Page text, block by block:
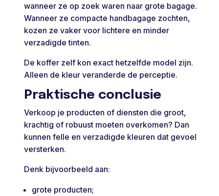
wanneer ze op zoek waren naar grote bagage.
Wanneer ze compacte handbagage zochten,
kozen ze vaker voor lichtere en minder
verzadigde tinten.
De koffer zelf kon exact hetzelfde model zijn.
Alleen de kleur veranderde de perceptie.
Praktische conclusie
Verkoop je producten of diensten die groot,
krachtig of robuust moeten overkomen? Dan
kunnen felle en verzadigde kleuren dat gevoel
versterken.
Denk bijvoorbeeld aan:
grote producten;